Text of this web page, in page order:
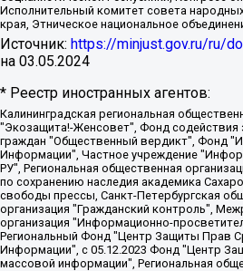
Исполнительный комитет совета
края, Этническое национальное
Источник: https://minjust.gov.ru/ru/
на 03.05.2024
* Реестр иностранных агентов:
Калининградская региональная общественная организация "Экозащита!-Женсовет", Фонд содействия защите прав и свобод граждан "Общественный вердикт", Фонд "Институт Развития Свободы Информации", Частное учреждение "Информационное агентство МЕМО. РУ", Региональная общественная организация "Общественная комиссия по сохранению наследия академика Сахарова", Фонд поддержки свободы прессы, Санкт-Петербургская общественная правозащитная организация "Гражданский контроль", Межрегиональная общественная организация "Информационно-просветительский центр "Мемориал", Региональный Фонд "Центр Защиты Прав Средств Массовой Информации", с 05.12.2023 Фонд "Центр Защиты Прав Средств массовой информации", Региональная общественная благотворительная организация помощи беженцам и мигрантам "Гражданское содействие", Негосударственное образовательное учреждение дополнительного профессионального образования (повышение квалификации) специалистов "АКАДЕМИЯ ПО ПРАВАМ ЧЕЛОВЕКА", Свердловская региональная общественная организация "Сутяжник", Автономная некоммерческая организация "Центр независимых социологических исследований", Союз общественных объединений "Российский исследовательский центр по правам человека", Региональное общественное учреждение научно-информационный центр "МЕМОРИАЛ", Некоммерческая организация "Фонд защиты гласности", Автономная некоммерческая организация "Институт прав человека", Городская общественная организация "Екатеринбургское общество "МЕМОРИАЛ", Городская общественная организация "Рязанское историко-просветительское и правозащитное общество "Мемориал" (Рязанский Мемориал), Челябинский региональный орган общественной самодеятельности – женское общественное объединение "Женщины Евразии", Челябинский региональный орган общественной самодеятельности "Уральская правозащитная группа", Фонд содействия защите здоровья и социальной справедливости имени Андрея Рылькова, Автономная Некоммерческая Организация "Аналитический Центр Юрия Левады", Автономная некоммерческая организация социальной поддержки населения "Проект Апрель", Региональная общественная организация помощи женщинам и детям, находящимся в кризисной ситуации "Информационно-методический центр "Анна", Фонд содействия развитию массовых коммуникаций и правовому просвещению "Так-так-Так", Фонд содействия устойчивому развитию "Серебряная тайга", Свердловский региональный общественный фонд социальных проектов "Новое время", "Idel.Реалии", Кавказ.Реалии, Крым.Реалии, Телеканал Настоящее Время, Татаро-башкирская служба Радио Свобода (Azatliq Radiosi), Радио Свободная Европа/Радио Свобода (PCE/PC), "Сибирь.Реалии", "Фактограф", Благотворительный фонд помощи осужденным и их семьям, Автономная некоммерческая организация "Институт глобализации и социальных движений", Фонд "В защиту прав заключенных", Частное учреждение "Центр поддержки и содействия развитию средств массовой информации", Пензенский региональный общественный благотворительный фонд "Гражданский союз", "Север.Реалии", Некоммерческая организация Фонд "Правовая инициатива", Общество с ограниченной ответственностью "Радио Свободная Европа/Радио Свобода", Чешское информационное агентство "MEDIUM-ORIENT", Красноярская региональная общественная организация "Мы против СПИДа", Камалягин Денис Николаевич, Маркелов Сергей Евгеньевич, Пономарев Лев Александрович, Савицкая Людмила Алексеевна, Автономная некоммерческая организация "Центр по работе с проблемой насилия "НАСИЛИЮ.НЕТ", Межрегиональный профессиональный союз работников здравоохранения "Альянс врачей", Юридическое лицо, зарегистрированное в Латвийской Республике, SIA "Medusa Project" (регистрационный номер 40103797863, дата регистрации 10.06.2014), Некоммерческая организация "Фонд по борьбе с коррупцией", Автономная некоммерческая организация "Институт права и публичной политики", Баданин Роман Сергеевич, Гликин Максим Александрович, Железнова Мария Михайловна, Лукьянова Юлия Сергеевна, Маетная Елизавета Витальевна, Маняхин Петр Борисович, Чуракова Ольга Владимировна, Ярош Юлия Петровна, Юридическое лицо "The Insider SIA", зарегистрированное в Риге, Латвийская Республика (дата регистрации 26.06.2015), являющееся администратором доменного имени интернет-издания "The Insider SIA", https://theins.ru, Постернак Алексей Евгеньевич, Рубин Михаил Аркадьевич, Анин Роман Александрович, Юридическое лицо Istories fonds, зарегистрированное в Латвийской Республике (регистрационный номер 50008295751, дата регистрации 24.02.2020), Великовский Дмитрий Александрович, Долинина Ирина Николаевна, Мароховская Алеся Алексеевна, Шлейнов Роман Юрьевич, Шмагун Олеся Валентиновна, Общество с ограниченной ответственностью "Альтаир 2021", Общество с ограниченной ответственностью "Вега 2021", Общество с ограниченной ответственностью "Главный редактор 2021", Общество с ограниченной ответственностью "Ромашки монолит", Важенков Артем Валерьевич, Ивановская областная общественная организация "Центр гендерных исследований", Гурман Юрий Альбертович, Медиапроект "ОВД-Инфо", Егоров Владимир Владимирович, Жилинский Владимир Александрович, Общество с ограниченной ответственностью "ЗП", Иванова София Юрьевна, Карезина Инна Павловна, Кильтау Екатерина Викторовна, Петров Алексей Викторович, Пискунов Сергей Евгеньевич, Смирнов Сергей Сергеевич, Тихонов Михаил Сергеевич, Общество с ограниченной ответственностью "ЖУРНАЛИСТ-ИНОСТРАННЫЙ АГЕНТ", Арапова Галина Юрьевна, Вольтская Татьяна Анатольевна, Американская компания "Mason G.E.S. Anonymous Foundation" (США), являющаяся владельцем интернет-издания https://mnews.world/, Компания "Stichting Bellingcat", зарегистрированная в Нидерландах (дата регистрации 11.07.2018), Захаров Андрей Вячеславович, Клепиковская Екатерина Дмитриевна, Общество с ограниченной ответственностью "МЕМО", Перл Роман Александрович, Симонов Евгений Алексеевич, Соловьева Елена Анатольевна, Сотников Даниил Владимирович, Сурначева Елизавета Дмитриевна, Автономная некоммерческая организация по защите прав человека и информированию населения "Якутия – Наше Мнение", Общество с ограниченной ответственностью "Москоу диджитал медиа", с 26.01.2023 Общество с ограниченной ответственностью "Чайка Белые сады", Ветошкина Валерия Валерьевна, Заговора Максим Александрович, Межрегиональное общественное движение "Российская ЛГБТ - сеть", Оленичев Максим Владимирович, Павлов Иван Юрьевич, Скворцова Елена Сергеевна, Общество с ограниченной ответственностью "Как бы инагент", Кочетков Игорь Викторович, Общество с ограниченной ответственностью "Честные выборы", Еланчик Олег Александрович, Общество с ограниченной ответственностью "Нобелевский призыв", Гималова Регина Эмилевна, Григорьев Андрей Валерьевич, Григорьева Алина Александровна, Ассоциация по содействию защите прав призывников, альтернативнослужащих и военнослужащих "Правозащитная группа "Гражданин.Армия.Право", Хисамова Регина Фаритовна, Автономная некоммерческая организация по реализации социально-правовых программ "Лилит", Дальневосточное общественное движение "Маяк", Санкт-Петербургская ЛГБТ-инициативная группа "Выход", Инициативная группа ЛГБТ+ "Реверс", Алексеев Андрей Викторович, Бекбулатова Таисия Львовна, Беляев Иван Михайлович, Владыкина Елена Сергеевна, Гельман Марат Александрович, Никульшина Вероника Юрьевна, Толоконникова Надежда Андреевна,